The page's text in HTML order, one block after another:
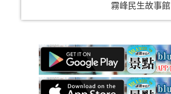
霧峰民生故事館